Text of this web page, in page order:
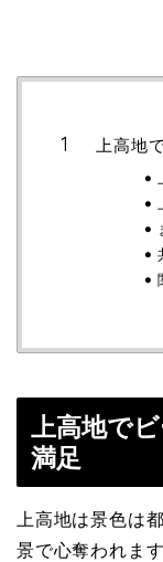
上高地
上高地で
満足
上高地は景色は
景で心奪われま